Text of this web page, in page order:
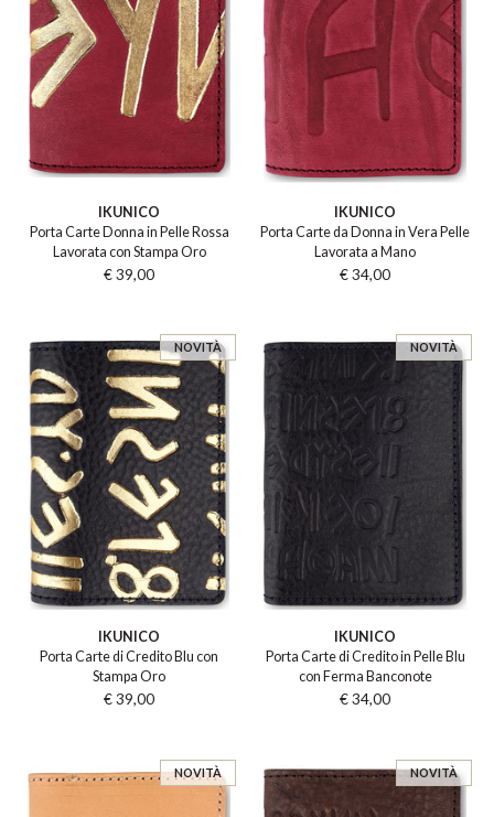
IKUNICO
Porta Carte Donna in Pelle Rossa
Lavorata con Stampa Oro
€ 39,00
IKUNICO
Porta Carte da Donna in Vera Pelle
Lavorata a Mano
€ 34,00
NOVITÀ
IKUNICO
Porta Carte di Credito Blu con
Stampa Oro
€ 39,00
NOVITÀ
IKUNICO
Porta Carte di Credito in Pelle Blu
con Ferma Banconote
€ 34,00
NOVITÀ NOVITÀ